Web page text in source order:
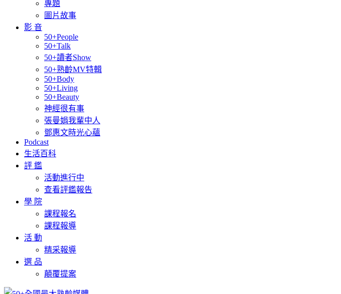
專題
圖片故事
影 音
50+People
50+Talk
50+讀者Show
50+熟齡MV特輯
50+Body
50+Living
50+Beauty
神經很有事
張曼娟我輩中人
鄧惠文時光心蘊
Podcast
生活百科
評 鑑
活動進行中
查看評鑑報告
學 院
課程報名
課程報導
活 動
精采報導
選 品
顛覆提案